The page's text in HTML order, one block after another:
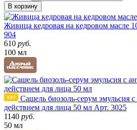
В корзину
Живица кедровая на кедровом масле
904
610 руб.
100 мл
Сашель биозоль-серум эмульсия
действием для лица 50 мл Арт. 3025
1140 руб.
50 мл